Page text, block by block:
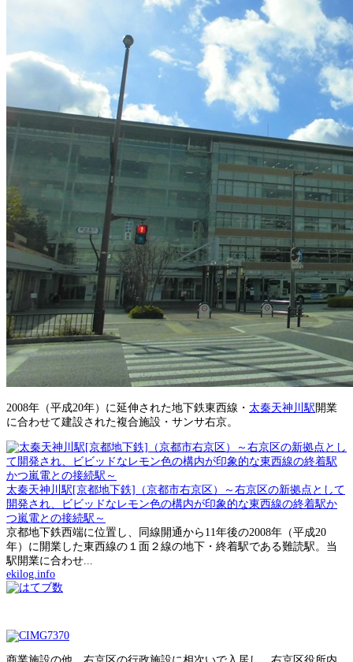
2008年（平成20年）に延伸された地下鉄東西線・ 太秦天神川駅開業
に合わせて建設された複合施設・サンサ右京。
太秦天神川駅[京都地下鉄]（京都市右京区）～右京区の新拠点として
開発され、ビビッドなレモン色の構内が印象的な東西線の終着駅か
つ嵐電との接続駅～
京都地下鉄西端に位置し、同線開通から11年後の2008年（平成20
年）に開業した東西線の１面２線の地下・終着駅である難読駅。当
駅開業に合わせ...
ekilog.info